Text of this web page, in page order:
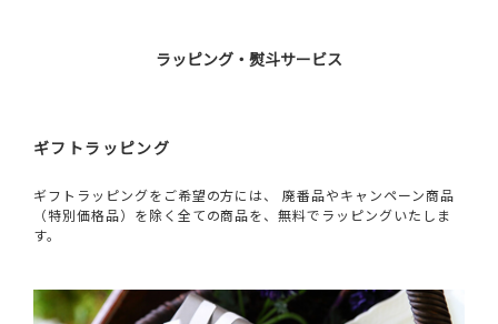
ラッピング・熨斗サービス
ギフトラッピング
ギフトラッピングをご希望の方には、 廃番品やキャンペーン商品
（特別価格品）を除く全ての商品を、無料でラッピングいたしま
す。